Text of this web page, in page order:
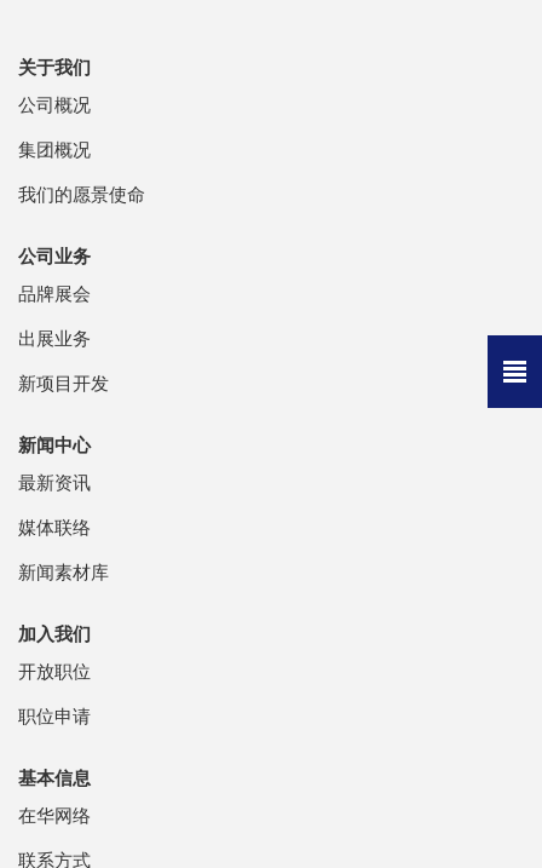
关于我们
公司概况
集团概况
我们的愿景使命
公司业务
品牌展会
出展业务
新项目开发
新闻中心
最新资讯
媒体联络
新闻素材库
加入我们
开放职位
职位申请
基本信息
在华网络
联系方式